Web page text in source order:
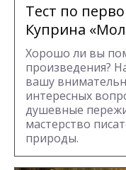
Тест по
Куприна
Хорошо ли вы
произведения?
вашу
интересных
душевные
мастерство
природы.